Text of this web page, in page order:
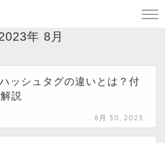
年 8月
ッシュタグの違いとは？付
説
8月 30, 2023